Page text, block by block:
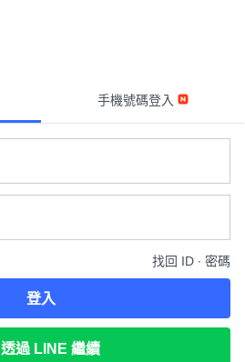
手機號碼登入
找回 ID ∙ 密碼
登入
透過 LINE 繼續